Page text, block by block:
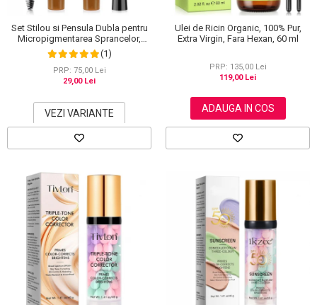
Set Stilou si Pensula Dubla pentru
Micropigmentarea Sprancelor,
Efect Natural de Microblading,
Aspect de Sprancene Pline
(1)
PRP: 75,00 Lei
29,00 Lei
VEZI VARIANTE
Ulei de Ricin Organic, 100% Pur,
Extra Virgin, Fara Hexan, 60 ml
PRP: 135,00 Lei
119,00 Lei
ADAUGA IN COS